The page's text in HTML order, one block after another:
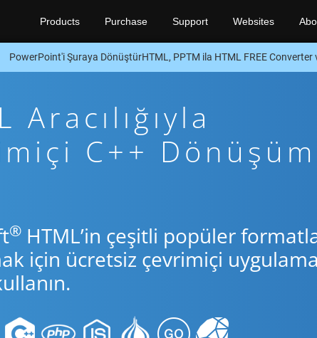
Products Purchase Support Websites
PowerPoint'i Şuraya DönüştürHTML, PPTM ila HTML FREE Converter
Aracılığıyla
C++ Dönüşüm
® HTML’in çeşitli popüler
için ücretsiz çevrimiçi